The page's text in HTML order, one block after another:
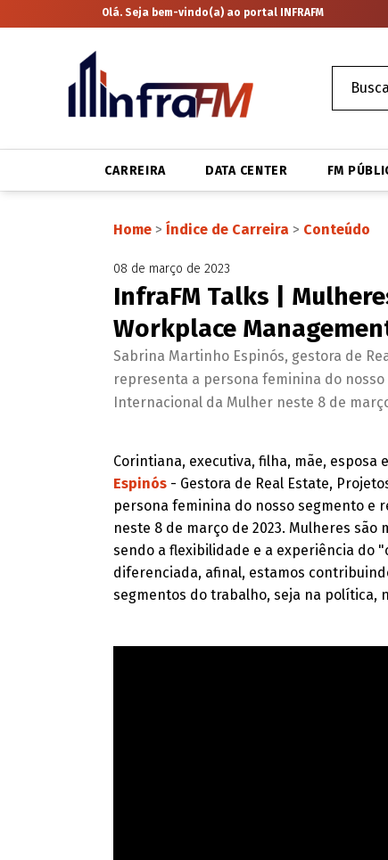
Olá. Seja bem-vindo(a) ao portal INFRAFM
CARREIRA DATA CENTER FM
Home> Índice de Carreira > Conteúdo
08 de março de 2023
InfraFM Talks |
Workplace
Sabrina Martinho Espinós, gestora de
representa a persona feminina do
Internacional da Mulher neste 8 de
Corintiana, executiva, filha, mãe, esposa
Espinós- Gestora de Real Estate,
persona feminina do nosso segmento e
neste 8 de março de 2023. Mulheres
sendo a flexibilidade e a experiência do
diferenciada, afinal, estamos
segmentos do trabalho, seja na política,